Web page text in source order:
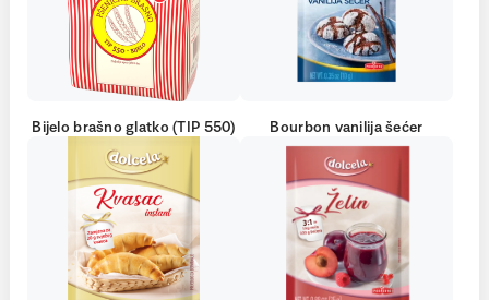
Bijelo brašno glatko (TIP 550) Bourbon vanilija šećer